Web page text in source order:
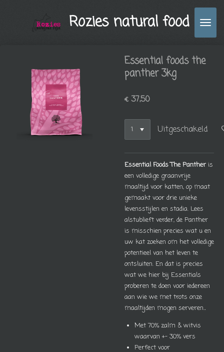
Rozies natural food
Essential foods the
panther 3kg
€ 37,50
Uitgeschakeld
Essential Foods The Panther is
een volledige graanvrije
maaltijd voor katten, op maat
gemaakt voor drie unieke
levensstijlen en stadia. Lees
alstublieft verder, de Panther
is misschien precies wat u en
uw kat zoeken om het volledige
potentieel van het leven te
ontsluiten. En dat is precies
wat we hier bij Essentials
proberen te doen voor iedereen
aan wie we met trots onze
maaltijden mogen serveren..
Met 70% zalm & witvis
waarvan +- 30% vers
Perfect voor